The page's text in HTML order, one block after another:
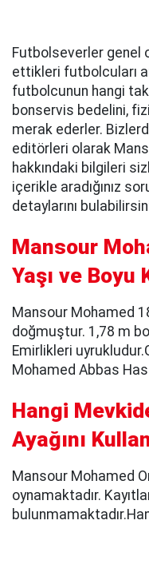
Futbolseverler genel
ettikleri futbolcuları
futbolcunun hangi
bonservis bedelini,
merak ederler.
editörleri olarak
hakkındaki bilgileri
içerikle aradığınız
detaylarını
Mansour
Yaşı ve Boyu
Mansour Mohamed
doğmuştur. 1,78 m
Emirlikleri
Mohamed Abbas
Hangi
Ayağını
Mansour Mohamed
oynamaktadır.